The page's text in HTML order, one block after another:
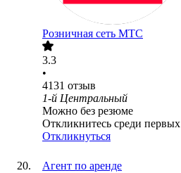
Розничная сеть МТС
3.3
•
4131 отзыв
1-й Центральный
Можно без резюме
Откликнитесь среди первых
Откликнуться
Агент по аренде